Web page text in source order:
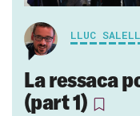
LLUC
La ressaca
(part 1)